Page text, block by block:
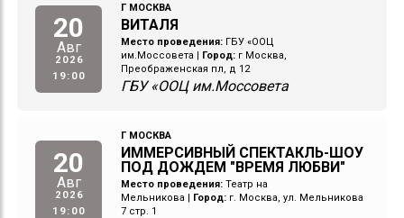
20
Авг
2026
19:00
Г МОСКВА
ВИТАЛЯ
Место проведения: ГБУ «ООЦ
им.Моссовета | Город: г Москва,
Преображенская пл, д 12
ГБУ «ООЦ им.Моссовета
20
Авг
2026
19:00
Г МОСКВА
ИММЕРСИВНЫЙ СПЕКТАКЛЬ-ШОУ
ПОД ДОЖДЕМ "ВРЕМЯ ЛЮБВИ"
Место проведения: Театр на
Мельникова | Город: г. Москва, ул. Мельникова
7 стр. 1